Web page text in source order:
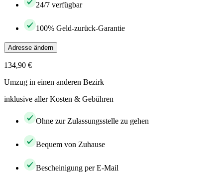
24/7 verfügbar
100% Geld-zurück-Garantie
Adresse ändern
134,90 €
Umzug in einen anderen Bezirk
inklusive aller Kosten & Gebühren
Ohne zur Zulassungsstelle zu gehen
Bequem von Zuhause
Bescheinigung per E-Mail